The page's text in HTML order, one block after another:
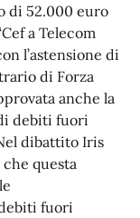
di 52.000 euro
a Telecom
l’astensione di
di Forza
anche la
debiti fuori
dibattito Iris
che questa
fuori